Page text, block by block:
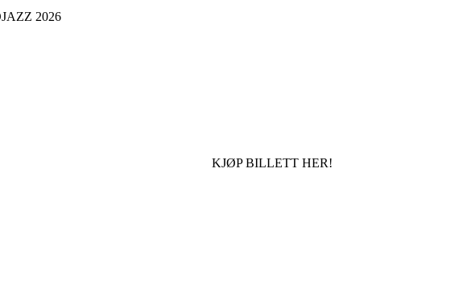
2026
KJØP BILLETT HER!